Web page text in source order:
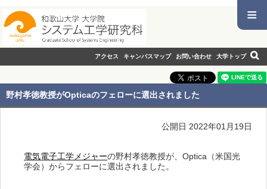
≡
アクセス キャンパスマップ お問い合わせ 大学トップ
野村孝徳教授がOpticaのフェローに選出されました
公開日 2022年01月19日
電気電子工学メジャーの野村孝徳教授が、Optica（米国光
学会）からフェローに選出されました。